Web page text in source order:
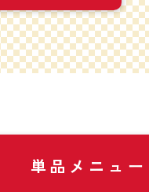
単品メニュー